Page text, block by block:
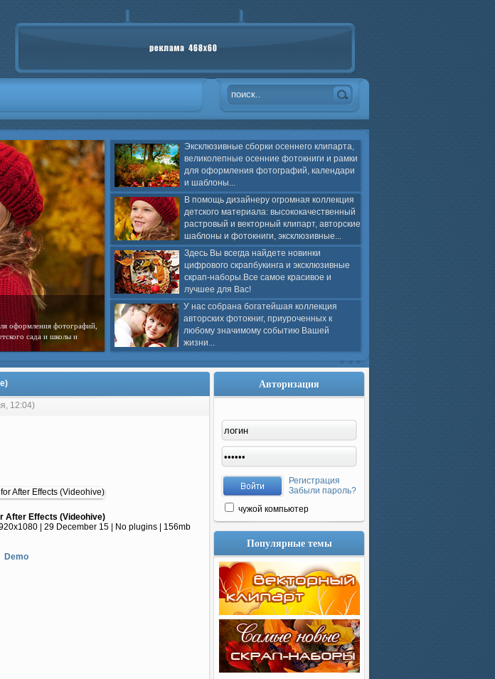
Эксклюзивные сборки осеннего клипарта,
великолепные осенние фотокниги и рамки
для оформления фотографий, календари
и шаблоны...
В помощь дизайнеру огромная коллекция
детского материала: высококачественный
растровый и векторный клипарт, авторские
шаблоны и фотокниги, эксклюзивные...
Здесь Вы всегда найдете новинки
цифрового скрапбукинга и эксклюзивные
скрап-наборы.Все самое красивое и
лучшее для Вас!
У нас собрана богатейшая коллекция
авторских фотокниг, приуроченных к
любому значимому событию Вашей
жизни...
оформления фотографий,
сада и школы и
12:04)
After Effects (Videohive)
| 29 December 15 | No plugins | 156mb
Demo
Авторизация
Регистрация
Забыли пароль?
чужой компьютер
Популярные темы